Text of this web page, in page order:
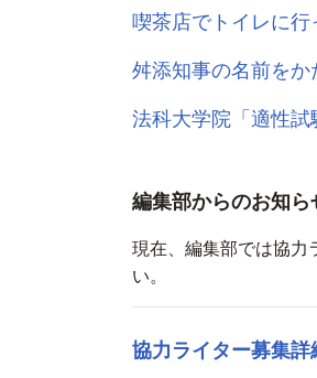
喫茶店でトイレに
舛添知事の名前を
法科大学院「適性
編集部からのお知ら
現在、編集部では協力
い。
協力ライター募集詳